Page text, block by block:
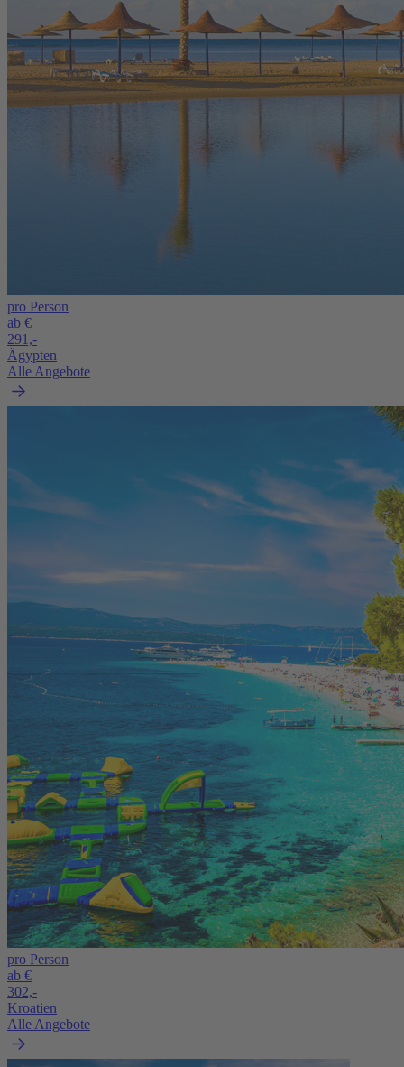
pro Person
ab €
291,-
Ägypten
Alle Angebote
pro Person
ab €
302,-
Kroatien
Alle Angebote